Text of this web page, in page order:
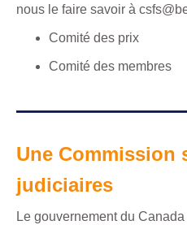
nous le faire savoir à
Comité des prix
Comité des membres
Une Commission
judiciaires
Le gouvernement du